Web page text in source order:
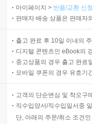
마이페이지 > 반품/교환 신
판매자 배송 상품은 판매자
출고 완료 후 10일 이내의
디지털 콘텐츠인 eBook의
중고상품의 경우 출고 완료
모바일 쿠폰의 경우 유효기
고객의 단순변심 및 착오구
직수입양서/직수입일서중
단, 아래의 주문/취소 조건